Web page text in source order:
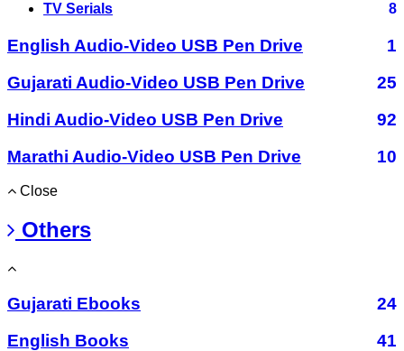
TV Serials 8
English Audio-Video USB Pen Drive
1
Gujarati Audio-Video USB Pen Drive
25
Hindi Audio-Video USB Pen Drive
92
Marathi Audio-Video USB Pen Drive
10
Close
Others
Gujarati Ebooks
24
English Books
41